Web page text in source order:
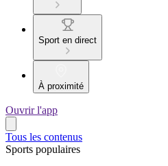
Sport en direct
À proximité
Ouvrir l'app
Tous les contenus
Sports populaires